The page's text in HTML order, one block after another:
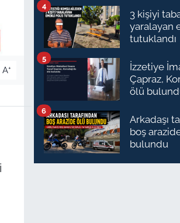
A+
3 kişiyi
yaralayan
tutuklandı
4
İzzetiye
Çapraz,
ölü
5
Arkadaşı
boş
bulundu
6